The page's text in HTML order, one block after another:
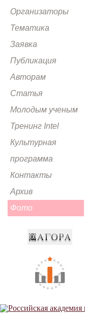
Организаторы
Тематика
Заявка
Публикация
Авторам
Статья
Молодым ученым
Тренинг Intel
Культурная
программа
Контакты
Архив
Фото